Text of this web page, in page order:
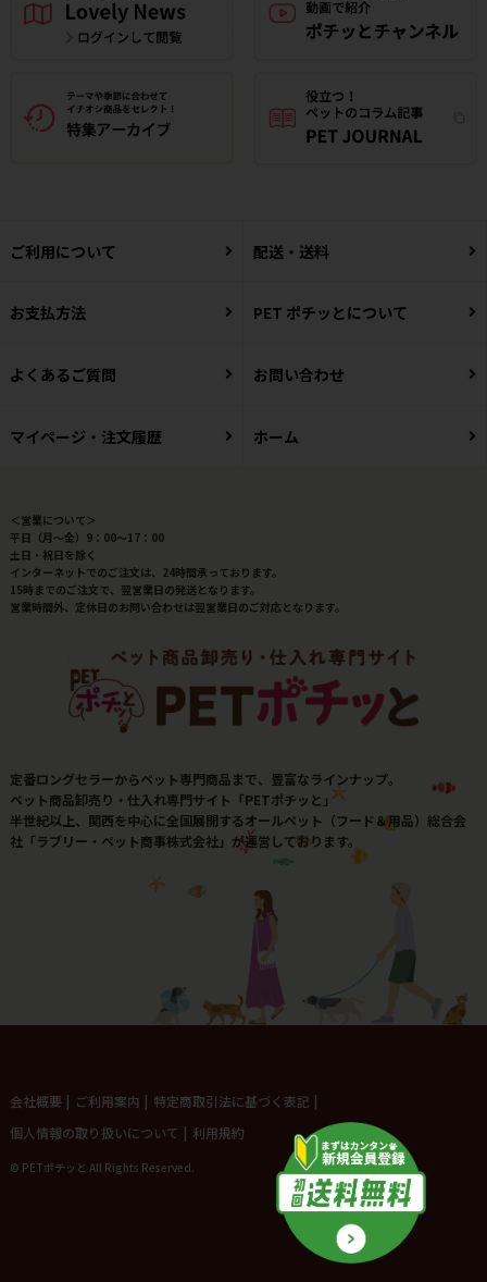
ご利用について 配送・送料
お支払方法 PET ポチッとについて
よくあるご質問 お問い合わせ
マイページ・注文履歴 ホーム
＜営業について＞
平日（月～金）9：00～17：00
土日・祝日を除く
インターネットでのご注文は、24時間承っております。
15時までのご注文で、翌営業日の発送となります。
営業時間外、定休日のお問い合わせは翌営業日のご対応となります。
定番ロングセラーからペット専門商品まで、豊富なラインナップ。
ペット商品卸売り・仕入れ専門サイト「PETポチッと」
半世紀以上、関西を中心に全国展開するオールペット（フード＆用品）総合会
社「ラブリー・ペット商事株式会社」が運営しております。
会社概要 | ご利用案内 | 特定商取引法に基づく表記 |
個人情報の取り扱いについて | 利用規約
© PETポチッと All Rights Reserved.